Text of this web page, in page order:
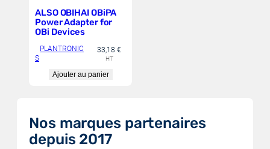
élargir votre choix.
Restez à l’affût des dernières
des tendances dans le secteur des
télécommunications, car la
ALSO OBIHAI OBiPA
Power Adapter for
OBi Devices
PLANTRONIC
S
33,18€
HT
Ajouter au panier
Nos marques partenaires
depuis 2017